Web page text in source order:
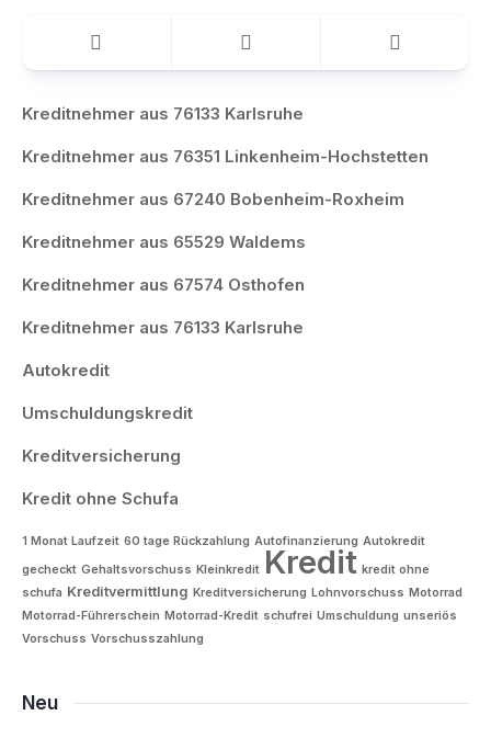
Kreditnehmer aus 76133 Karlsruhe
Kreditnehmer aus 76351 Linkenheim-Hochstetten
Kreditnehmer aus 67240 Bobenheim-Roxheim
Kreditnehmer aus 65529 Waldems
Kreditnehmer aus 67574 Osthofen
Kreditnehmer aus 76133 Karlsruhe
Autokredit
Umschuldungskredit
Kreditversicherung
Kredit ohne Schufa
1 Monat Laufzeit 60 tage Rückzahlung Autofinanzierung Autokredit
gecheckt Gehaltsvorschuss Kleinkredit Kredit kredit ohne
schufa Kreditvermittlung Kreditversicherung Lohnvorschuss Motorrad
Motorrad-Führerschein Motorrad-Kredit schufrei Umschuldung unseriös
Vorschuss Vorschusszahlung
Neu